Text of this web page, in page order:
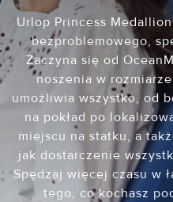
Urlop Princess
bezproblemowego,
Zaczyna się od
noszenia w
umożliwia wszystko, od
na pokład po
miejscu na statku, a
jak dostarczenie
Spędzaj więcej czasu w
tego, co kochasz